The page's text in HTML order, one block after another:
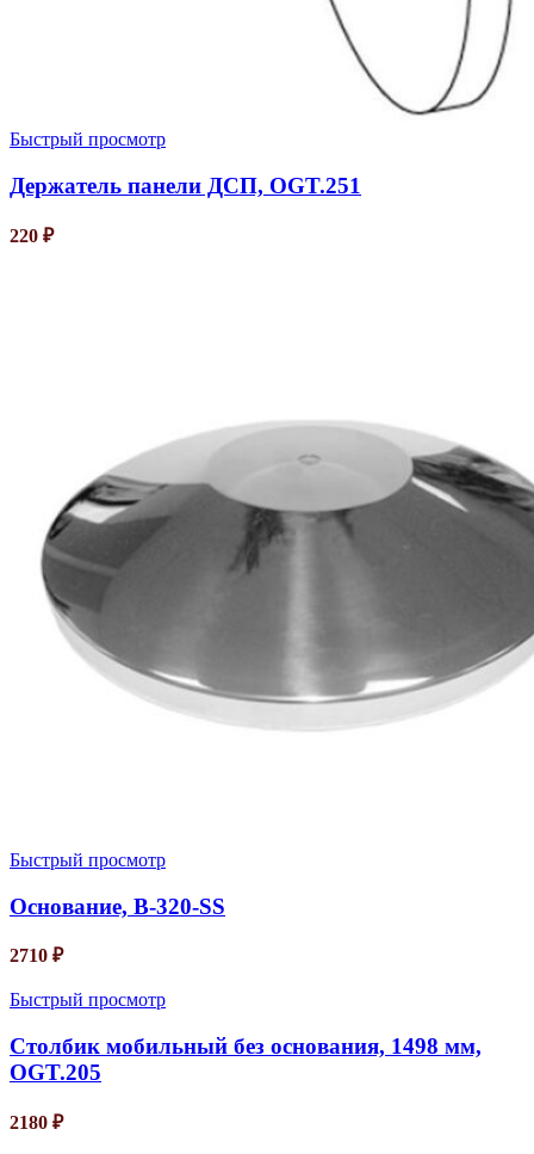
Быстрый просмотр
Держатель панели ДСП, OGT.251
220 ₽
Быстрый просмотр
Основание, B-320-SS
2710 ₽
Быстрый просмотр
Столбик мобильный без основания, 1498 мм,
OGT.205
2180 ₽